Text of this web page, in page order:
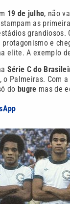
19 de julho, não
as
e
elite. A exemplo
Série C do
Palmeiras. Com
dobugre mas de